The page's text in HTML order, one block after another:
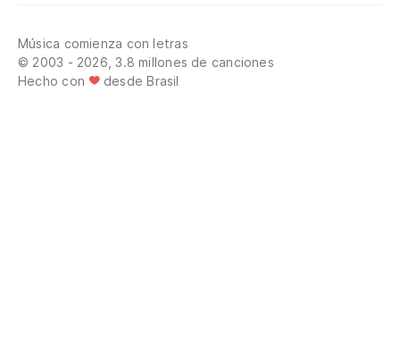
Música comienza con letras
© 2003 - 2026, 3.8 millones de canciones
Hecho con
desde Brasil